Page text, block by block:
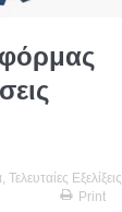
Τελευταίες Εξελίξεις
Print